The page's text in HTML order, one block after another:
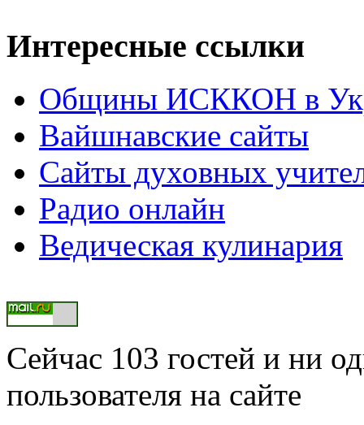
Интересные ссылки
Общины ИСККОН в
Вайшнавские сайты
Сайты духовных
Радио онлайн
Ведическая кулинария
Сейчас 103 гостей и ни
пользователя на сайте